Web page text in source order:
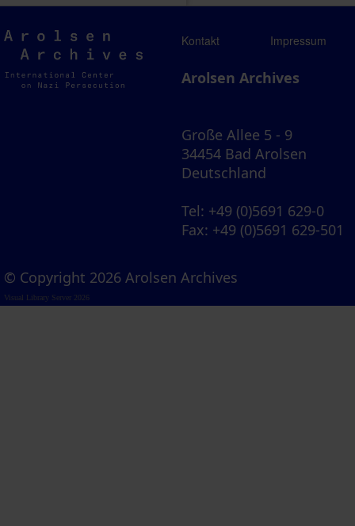
Arolsen
Archives
Kontakt Impressum
Arolsen Archives
Große Allee 5 - 9
34454 Bad Arolsen
Deutschland
Tel: +49 (0)5691 629-0
Fax: +49 (0)5691 629-501
© Copyright 2026 Arolsen Archives
Visual Library Server 2026